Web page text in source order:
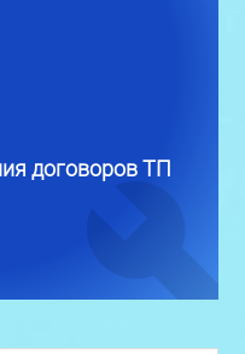
договоров ТП